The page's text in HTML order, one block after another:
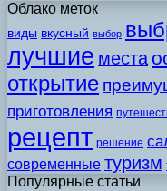
Облако меток
виды вкусный выбор
лучшие места
открытие
приготовления
рецепт решение
современные туризм
Популярные статьи